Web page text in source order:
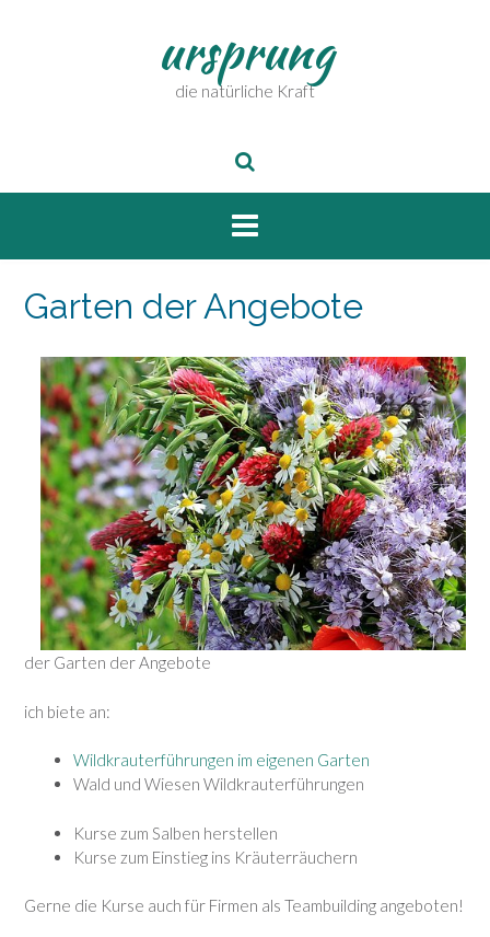
ursprung
die natürliche Kraft
Garten der Angebote
der Garten der Angebote
ich biete an:
Wildkrauterführungen im eigenen Garten
Wald und Wiesen Wildkrauterführungen
Kurse zum Salben herstellen
Kurse zum Einstieg ins Kräuterräuchern
Gerne die Kurse auch für Firmen als Teambuilding angeboten!